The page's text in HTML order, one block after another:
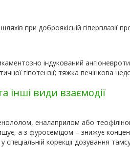
при доброякісній гіперплазії
індукований
гіпотензії; тяжка печінкова
інші види взаємодії
еналаприлом або теофіліном
а з фуросемідом – знижує
корекції дозування